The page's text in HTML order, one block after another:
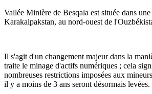
Vallée Minière de Besqala est située dans
Karakalpakstan, au nord-ouest de
Il s'agit d'un changement majeur dans la
traite le minage d'actifs numériques ; cela
nombreuses restrictions imposées aux
il y a moins de 3 ans seront désormais levées.